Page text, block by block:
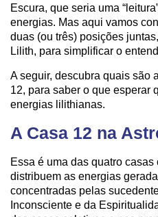
Escura, que seria uma
energias. Mas aqui vamos
duas (ou três) posições
Lilith, para simplificar o
A seguir, descubra quais são
12, para saber o que esperar
energias lilithianas.
A Casa 12 na
Essa é uma das quatro
distribuem as energias
concentradas pelas
Inconsciente e da